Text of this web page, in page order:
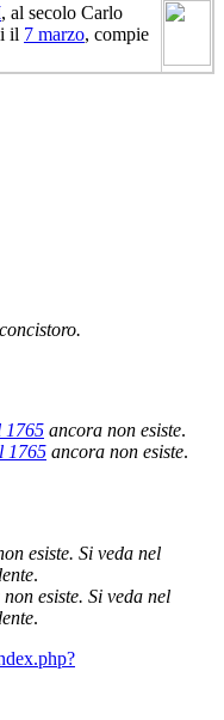
, al secolo Carlo
il 7 marzo, compie
1765 ancora non esiste.
1765 ancora non esiste.
esiste. Si veda nel
.
esiste. Si veda nel
.